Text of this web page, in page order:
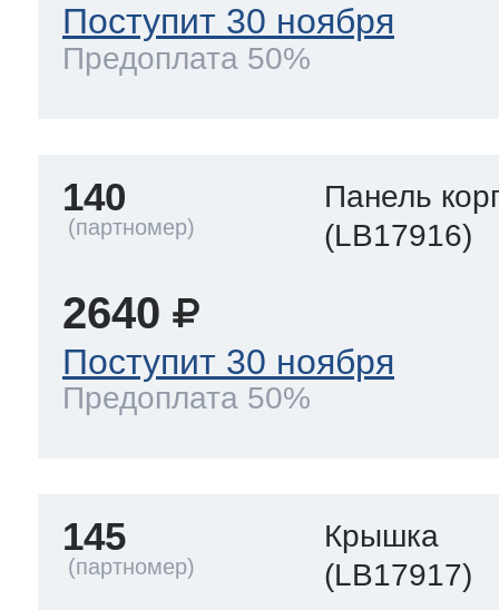
Поступит 30 ноября
Предоплата 50%
140
Панель
(LB17916)
2640
Поступит 30 ноября
Предоплата 50%
145
Крышка
(LB17917)